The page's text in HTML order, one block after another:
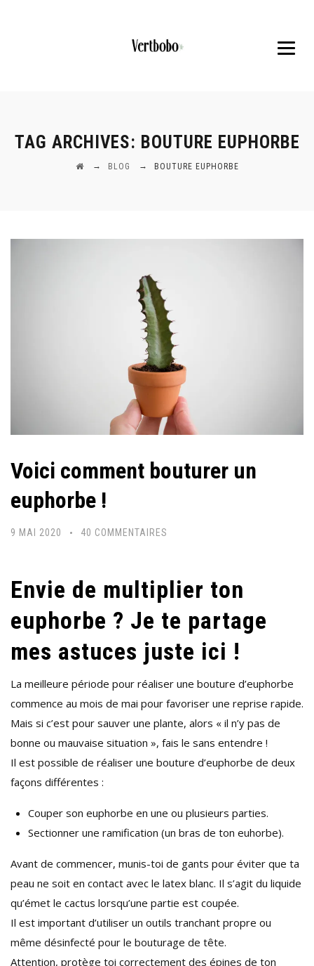
TAG ARCHIVES: BOUTURE EUPHORBE
→ BLOG → BOUTURE EUPHORBE
Voici comment bouturer un
euphorbe !
9 MAI 2020 40 COMMENTAIRES
BOUTURER
EUPHORBE
!
Envie de multiplier ton
euphorbe ? Je te partage
mes astuces juste ici !
La meilleure période pour réaliser une bouture d’euphorbe
commence au mois de mai pour favoriser une reprise rapide.
Mais si c’est pour sauver une plante, alors « il n’y pas de
bonne ou mauvaise situation », fais le sans entendre !
Il est possible de réaliser une bouture d’euphorbe de deux
façons différentes :
Couper son euphorbe en une ou plusieurs parties.
Sectionner une ramification (un bras de ton euhorbe).
Avant de commencer, munis-toi de gants pour éviter que ta
peau ne soit en contact avec le latex blanc. Il s’agit du liquide
qu’émet le cactus lorsqu’une partie est coupée.
Il est important d’utiliser un outils tranchant propre ou
même désinfecté pour le bouturage de tête.
Attention, protège toi correctement des épines de ton